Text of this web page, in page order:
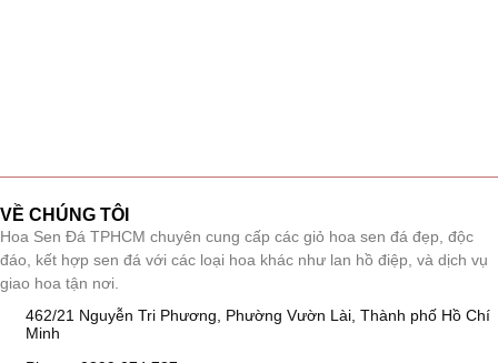
VỀ CHÚNG TÔI
Hoa Sen Đá TPHCM chuyên cung cấp các giỏ hoa sen đá đẹp, độc
đáo, kết hợp sen đá với các loại hoa khác như lan hồ điệp, và dịch vụ
giao hoa tận nơi.
462/21 Nguyễn Tri Phương, Phường Vườn Lài, Thành phố Hồ Chí
Minh